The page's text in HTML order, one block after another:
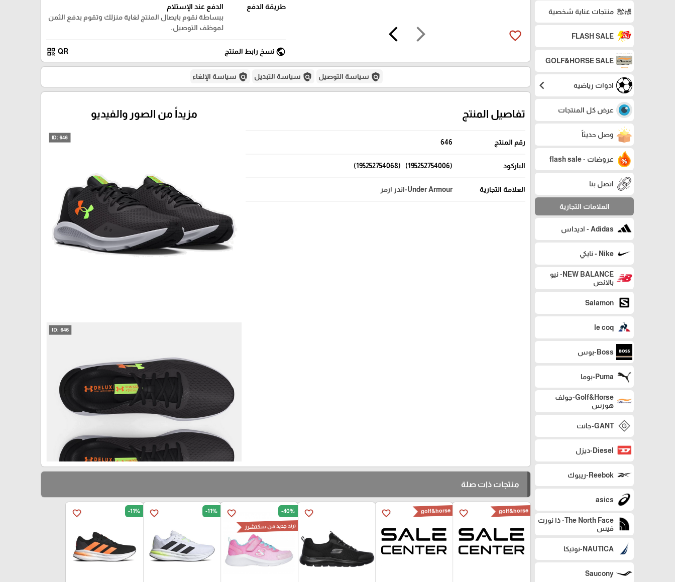
منتجات عناية شخصية
FLASH SALE
GOLF&HORSE SALE
ادوات رياضيه chevron_left
عرض كل المنتجات
وصل حديثاً
عروضات - flash sale
اتصل بنا
العلامات التجارية
Adidas - اديداس
Nike - نايكي
NEW BALANCE- نيو
بالانص
Salamon
le coq
Boss-بوس
Puma-بوما
Golf&Horse-جولف
هورس
GANT-جانت
Diesel-ديزل
Reebok-ريبوك
asics
The North Face- ذا نورث
فيس
NAUTICA-نوتيكا
Saucony
arrow_forward_ios
arrow_back_ios favorite_border
طريقة الدفع
الدفع عند الإستلام
ببساطة نقوم بايصال المنتج لغاية منزلك وتقوم بدفع الثمن
لموظف التوصيل.
public نسخ رابط المنتج QR
qr_code
policy سياسة التوصيل policy سياسة التبديل policy سياسة الإلغاء
تفاصيل المنتج
رقم المنتج 646
الباركود (195252754006) (195252754068)
العلامة التجارية Under Armour-اندر ارمر
مزيداً من الصور والفيديو
منتجات ذات صلة
favorite_border golf&horse
favorite_border golf&horse
favorite_border
favorite_border -40%
ترند جديد من سكتشرز
favorite_border -11%
favorite_border -11%